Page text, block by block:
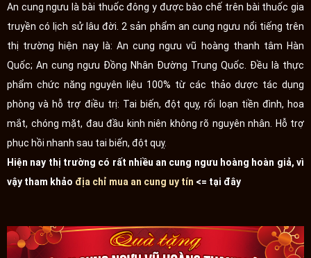
An cung ngưu là bài thuốc đông y được bào chế trên bài thuốc gia
truyền có lịch sử lâu đời. 2 sản phẩm an cung ngưu nổi tiếng trên
thị trường hiện nay là: An cung ngưu vũ hoàng thanh tâm Hàn
Quốc; An cung ngưu Đồng Nhân Đường Trung Quốc. Đều là thực
phẩm chức năng nguyên liệu 100% từ các thảo dược tác dụng
phòng và hỗ trợ điều trị: Tai biến, đột quỵ, rối loạn tiền đình, hoa
mắt, chóng mặt, đau đầu kinh niên không rõ nguyên nhân. Hỗ trợ
phục hồi nhanh sau tai biến, đột quỵ.
Hiện nay thị trường có rất nhiều an cung ngưu hoàng hoàn giả, vì
vậy tham khảo địa chỉ mua an cung uy tín <= tại đây